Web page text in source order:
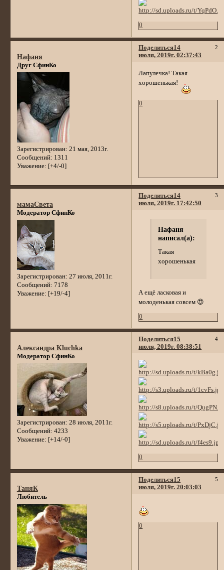
0
Поделиться 2
14
июля, 2019г. 02:37:43
Нафаня
Друг СфинКо
Зарегистрирован: 21 мая, 2013г.
Сообщений: 1311
Уважение: [+4/-0]
Лапулечка! Такая
хорошенькая!
0
Поделиться 3
14
июля, 2019г. 17:42:50
мамаСвета
Модератор СфинКо
Зарегистрирован: 27 июля, 2011г.
Сообщений: 7178
Уважение: [+19/-4]
Нафаня
написал(а):
Такая
хорошенькая
А ещё ласковая и
молоденькая совсем 😍
0
Поделиться 4
15
июля, 2019г. 08:38:51
Александра Kluchka
Модератор СфинКо
Зарегистрирован: 28 июля, 2011г.
Сообщений: 4233
Уважение: [+14/-0]
0
Поделиться 5
15
июля, 2019г. 20:03:03
ТаняК
Любитель
0